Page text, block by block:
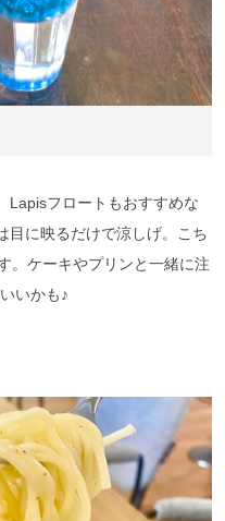
Lapisフロートもおすすめな
目に映るだけで涼しげ。こち
。ケーキやプリンと一緒に注
いかも♪